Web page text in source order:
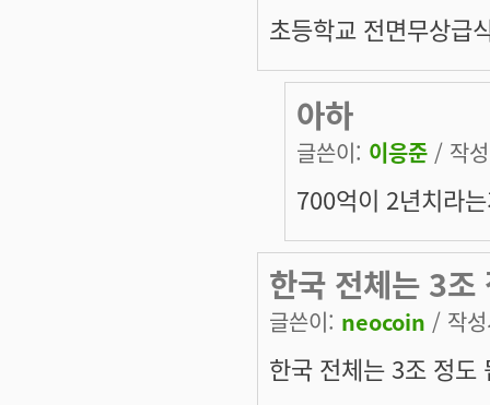
초등학교 전면무상급
아하
글쓴이: 이응준 / 작
700억이 2년치라
한국 전체는 3조
글쓴이: neocoin / 작
한국 전체는 3조 정도